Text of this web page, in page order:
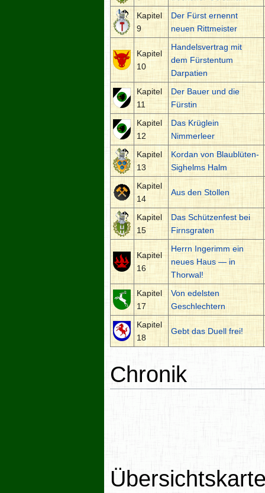
Kapitel
9
Der Fürst ernennt
neuen Rittmeister
Kapitel
10
Handelsvertrag mit
dem Fürstentum
Darpatien
Kapitel
11
Der Bauer und die
Fürstin
Kapitel
12
Das Krüglein
Nimmerleer
Kapitel
13
Kordan von Blaublüten-
Sighelms Halm
Kapitel
14
Aus den Stollen
Kapitel
15
Das Schützenfest bei
Firnsgraten
Kapitel
16
Herrn Ingerimm ein
neues Haus — in
Thorwal!
Kapitel
17
Von edelsten
Geschlechtern
Kapitel
18
Gebt das Duell frei!
Chronik